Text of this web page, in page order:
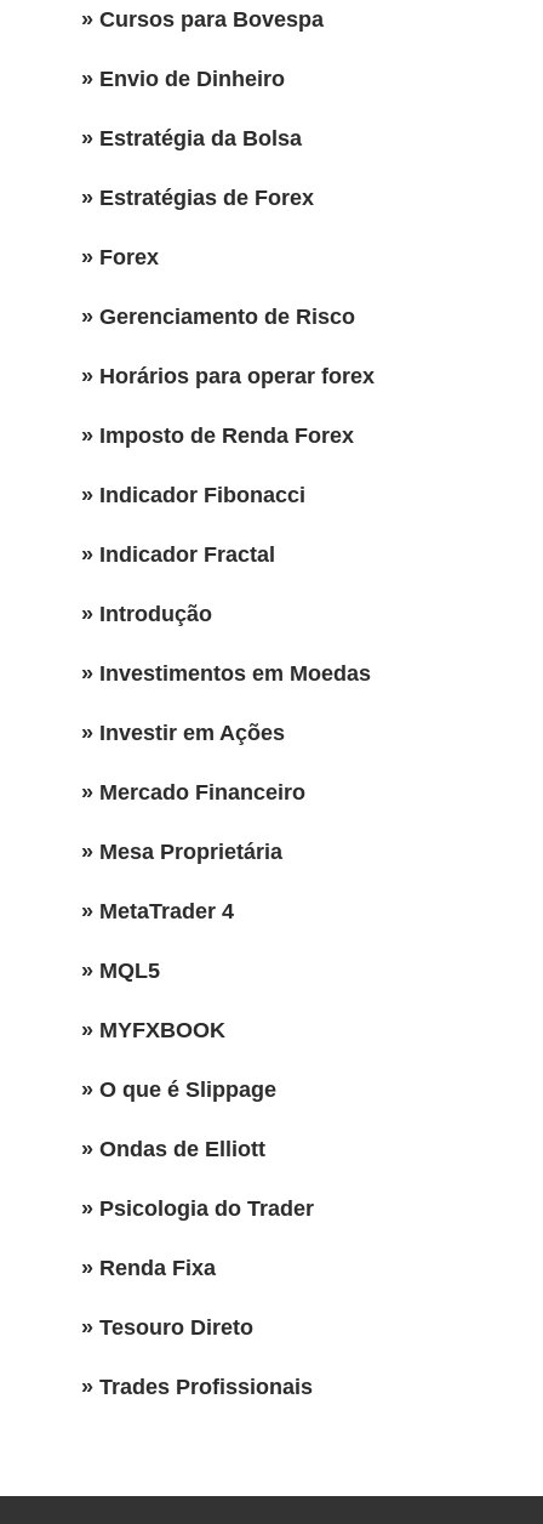
» Cursos para Bovespa
» Envio de Dinheiro
» Estratégia da Bolsa
» Estratégias de Forex
» Forex
» Gerenciamento de Risco
» Horários para operar forex
» Imposto de Renda Forex
» Indicador Fibonacci
» Indicador Fractal
» Introdução
» Investimentos em Moedas
» Investir em Ações
» Mercado Financeiro
» Mesa Proprietária
» MetaTrader 4
» MQL5
» MYFXBOOK
» O que é Slippage
» Ondas de Elliott
» Psicologia do Trader
» Renda Fixa
» Tesouro Direto
» Trades Profissionais